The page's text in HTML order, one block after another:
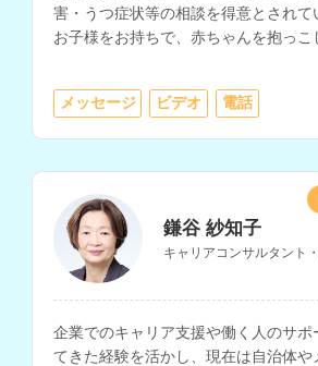
害・うつ症状等の相談を得意とされて
お子様をお持ちで、赤ちゃんを抱っこ
い、お子様と離れられない、といっ
メッセージ ビデオ 電話
鎌谷 紗知子
キャリアコンサルタント
企業でのキャリア支援や働く人のサポ
てきた経験を活かし、現在は自治体や